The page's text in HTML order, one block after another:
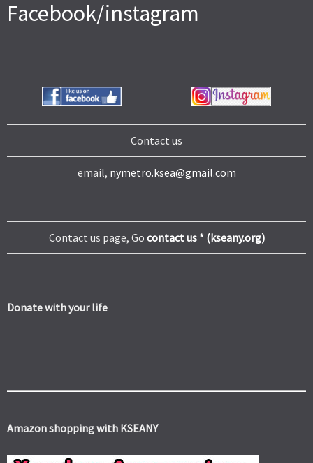
Facebook/instagram
Contact us
email, nymetro.ksea@gmail.com
Contact us page, Go contact us * (kseany.org)
Donate with your life
Amazon shopping with KSEANY